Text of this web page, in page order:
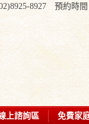
8927 預約時間
上諮詢區 免費家